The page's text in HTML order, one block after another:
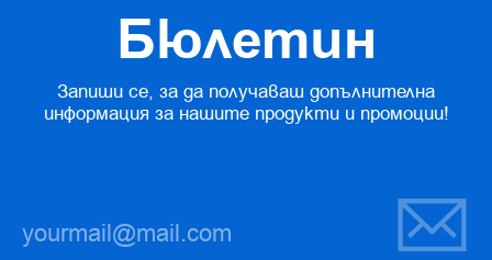
Бюлетин
Запиши се, за да получаваш допълнителна
информация за нашите продукти и промоции!